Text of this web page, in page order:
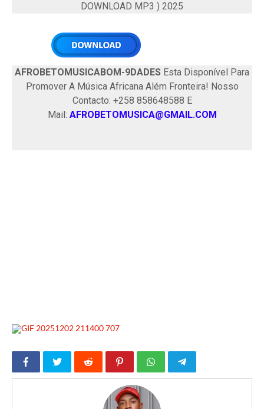
DOWNLOAD MP3 ) 2025
AFROBETOMUSICABOM-9DADES Esta Disponível Para
Promover A Música Africana Além Fronteira! Nosso
Contacto: +258 858648588 E
Mail: AFROBETOMUSICA@GMAIL.COM